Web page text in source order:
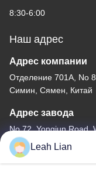
8:30-6:00
Наш адрес
Адрес компании
Отделение 701A, No
Симин, Сямен, Китай
Адрес завода
No 72, Yongjun Road,
Quanzhou, Fujian,
Телефон
Leah Lian